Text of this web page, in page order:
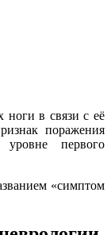
ноги в связи с её
поражения
первого
«симптом